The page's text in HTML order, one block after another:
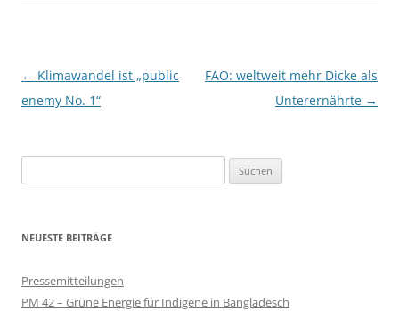
Beitragsnavigation
← Klimawandel ist „public
enemy No. 1“
FAO: weltweit mehr Dicke als
Unterernährte →
nach:
NEUESTE BEITRÄGE
Pressemitteilungen
PM 42 – Grüne Energie für Indigene in Bangladesch